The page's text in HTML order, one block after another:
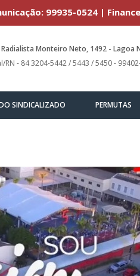
99935-0524 |
Radialista Monteiro Neto, 1492 - Lagoa
RN - 84 3204-5442 / 5443 / 5450 -
SINDICALIZADO PERMUTAS